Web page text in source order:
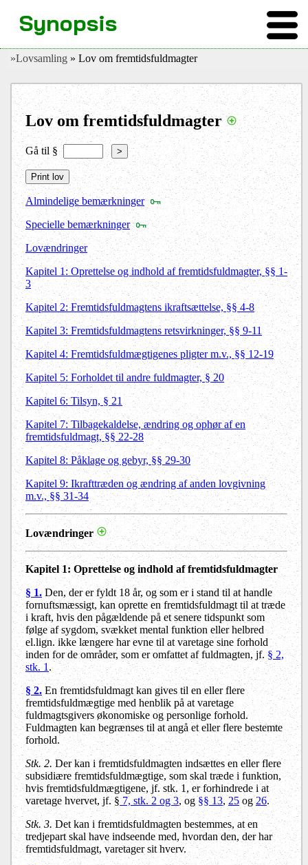
»Lovsamling » Lov om fremtidsfuldmagter
Lov om fremtidsfuldmagter
Gå til § >
Almindelige bemærkninger
Specielle bemærkninger
Lovændringer
Kapitel 1: Oprettelse og indhold af fremtidsfuldmagter, §§ 1-
3
Kapitel 2:Fremtidsfuldmagtens ikraftsættelse, §§ 4-8
Kapitel 3: Fremtidsfuldmagtens retsvirkninger, §§ 9-11
Kapitel 4:Fremtidsfuldmægtigenes pligter m.v., §§ 12-19
Kapitel 5:Forholdet til andre fuldmagter, § 20
Kapitel 6:Tilsyn, § 21
Kapitel 7:Tilbagekaldelse, ændring og ophør af en
fremtidsfuldmagt, §§ 22-28
Kapitel 8:Påklage og gebyr, §§ 29-30
Kapitel 9:Ikrafttræden og ændring af anden lovgivning
m.v., §§ 31-34
Lovændringer
Kapitel 1: Oprettelse og indhold af fremtidsfuldmagter
§ 1.Den, der er fyldt 18 år, og som er i stand til at handle
fornuftsmæssigt, kan oprette en fremtidsfuldmagt til at træde
i kraft, hvis den pågældende på et senere tidspunkt som
følge af sygdom, svækket mental funktion eller helbred
el.lign. ikke længere har evne til at varetage sine forhold
inden for de områder, som er omfattet af fuldmagten, jf. § 2,
stk. 1.
§ 2. En fremtidsfuldmagt kan gives til en eller flere
fremtidsfuldmægtige med henblik på at varetage
fuldmagtsgivers økonomiske og personlige forhold.
Fuldmagten kan begrænses til at angå et eller flere bestemte
forhold.
Stk. 2. Der kan i fremtidsfuldmagten indsættes en eller flere
subsidiære fremtidsfuldmægtige, som skal træde i funktion,
hvis fremtidsfuldmægtigene, jf. stk. 1, er forhindrede i at
varetage hvervet, jf. §7, stk. 2 og 3, og§§ 13, 25og26.
Stk. 3. Det kan i fremtidsfuldmagten bestemmes, at en
tredjepart skal have indseende med, hvordan den, der har
fremtidsfuldmagt, varetager sit hverv.
Synopsis